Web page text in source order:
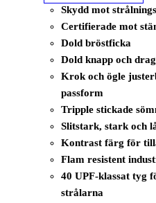
Skydd mot
Certifierade mot
Dold bröstficka
Dold knapp och
Krok och ögle
passform
Tripple stickade
Slitstark, stark och
Kontrast färg för
Flam resistent
40 UPF-klassat tyg
strålarna